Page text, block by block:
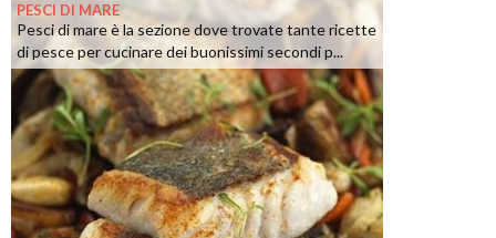
PESCI DI MARE
Pesci di mare è la sezione dove trovate tante ricette
di pesce per cucinare dei buonissimi secondi p...